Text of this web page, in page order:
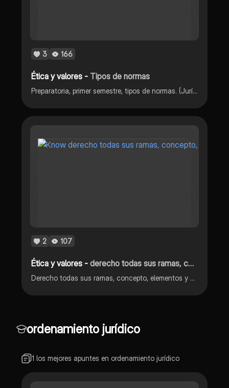
3 166
Ética y valores - Tipos de normas
Preparatoria, primer semestre, tipos de normas. (Jurídica, moral, religiosa y social)
2 107
Ética y valores -derecho todas sus ramas, concepto, elementos y clasificación
Derecho todas sus ramas, concepto, elementos y clasificación
ordenamiento jurídico
1 los mejores apuntes en ordenamiento jurídico